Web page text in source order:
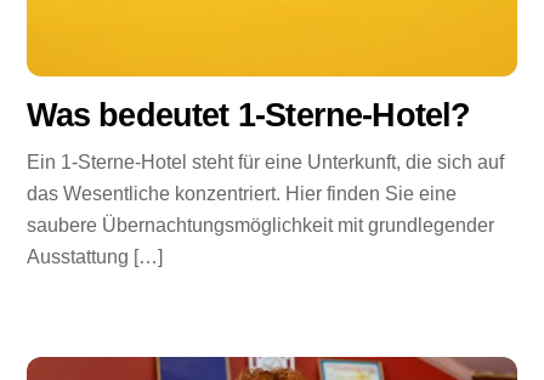
Was bedeutet 1-Sterne-Hotel?
Ein 1-Sterne-Hotel steht für eine Unterkunft, die sich auf
das Wesentliche konzentriert. Hier finden Sie eine
saubere Übernachtungsmöglichkeit mit grundlegender
Ausstattung […]